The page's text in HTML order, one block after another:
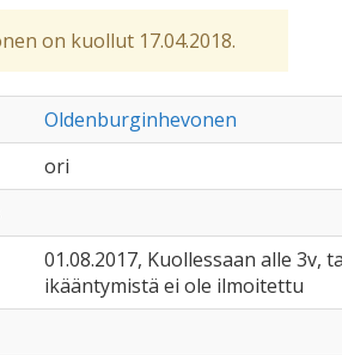
on kuollut 17.04.2018.
Oldenburginhevonen
ori
01.08.2017, Kuollessaan alle 3v,
ikääntymistä ei ole ilmoitettu